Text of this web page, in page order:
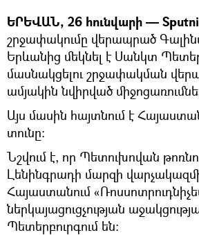
ԵՐԵՎԱՆ, 26 հունվարի —
շրջափակումը վերապրած
Երևանից մեկնել է Սանկտ
մասնակցելու շրջափակման
ամյակին նվիրված
Այս մասին հայտնում է
տունը։
Նշվում է, որ Պետուխովան
Լենինգրադի մարզի
Հայաստանում
ներկայացուցչության
Պետերբուրգում են: